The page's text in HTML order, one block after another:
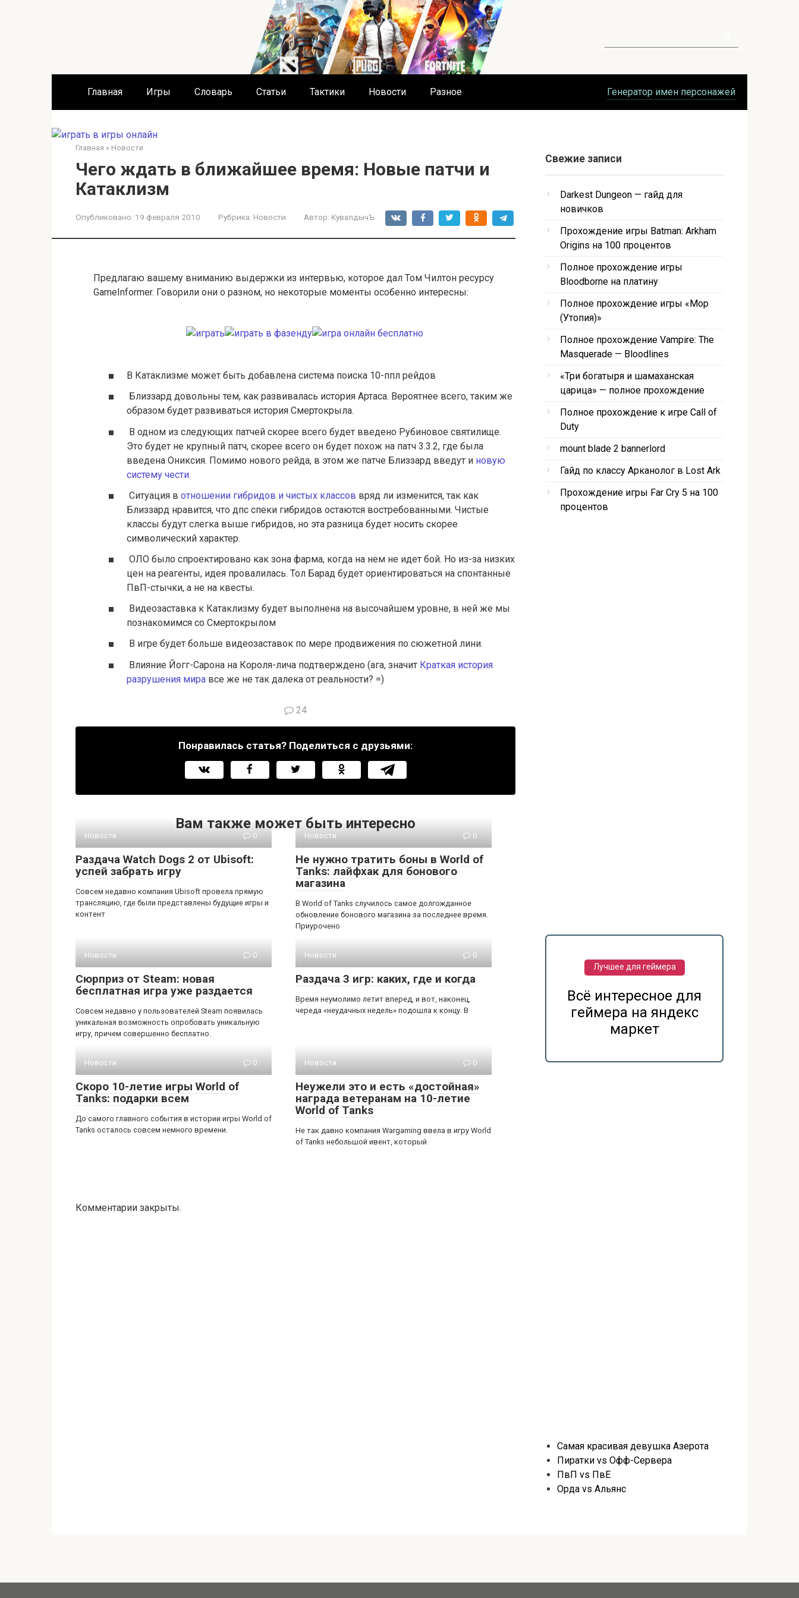
Главная Игры Словарь Статьи Тактики Новости Разное Генератор имен персонажей
Главная » Новости
Чего ждать в ближайшее время: Новые патчи и
Катаклизм
Опубликовано: 19 февраля 2010 Рубрика: Новости Автор: КувалдычЪ
Предлагаю вашему вниманию выдержки из интервью, которое дал Том Чилтон ресурсу
GameInformer. Говорили они о разном, но некоторые моменты особенно интересны:
В Катаклизме может быть добавлена система поиска 10-ппл рейдов
Близзард довольны тем, как развивалась история Артаса. Вероятнее всего, таким же
образом будет развиваться история Смертокрыла.
В одном из следующих патчей скорее всего будет введено Рубиновое святилище.
Это будет не крупный патч, скорее всего он будет похож на патч 3.3.2, где была
введена Ониксия. Помимо нового рейда, в этом же патче Близзард введут и новую
систему чести
Ситуация в отношении гибридов и чистых классов вряд ли изменится, так как
Близзард нравится, что дпс спеки гибридов остаются востребованными. Чистые
классы будут слегка выше гибридов, но эта разница будет носить скорее
символический характер.
ОЛО было спроектировано как зона фарма, когда на нем не идет бой. Но из-за низких
цен на реагенты, идея провалилась. Тол Барад будет ориентироваться на спонтанные
ПвП-стычки, а не на квесты.
Видеозаставка к Катаклизму будет выполнена на высочайшем уровне, в ней же мы
познакомимся со Смертокрылом
В игре будет больше видеозаставок по мере продвижения по сюжетной лини.
Влияние Йогг-Сарона на Короля-лича подтверждено (ага, значит Краткая история
разрушения мира все же не так далека от реальности? =)
24
Понравилась статья? Поделиться с друзьями:
Вам также может быть интересно
Новости 0
Раздача Watch Dogs 2 от Ubisoft:
успей забрать игру
Совсем недавно компания Ubisoft провела прямую
трансляцию, где были представлены будущие игры и
контент
Новости 0
Не нужно тратить боны в World of
Tanks: лайфхак для бонового
магазина
В World of Tanks случилось самое долгожданное
обновление бонового магазина за последнее время.
Приурочено
Новости 0
Сюрприз от Steam: новая
бесплатная игра уже раздается
Совсем недавно у пользователей Steam появилась
уникальная возможность опробовать уникальную
игру, причем совершенно бесплатно.
Новости 0
Раздача 3 игр: каких, где и когда
Время неумолимо летит вперед, и вот, наконец,
череда «неудачных недель» подошла к концу. В
Новости 0
Скоро 10-летие игры World of
Tanks: подарки всем
До самого главного события в истории игры World of
Tanks осталось совсем немного времени.
Новости 0
Неужели это и есть «достойная»
награда ветеранам на 10-летие
World of Tanks
Не так давно компания Wargaming ввела в игру World
of Tanks небольшой ивент, который
Комментарии закрыты.
Свежие записи
Darkest Dungeon — гайд для
новичков
Прохождение игры Batman: Arkham
Origins на 100 процентов
Полное прохождение игры
Bloodborne на платину
Полное прохождение игры «Мор
(Утопия)»
Полное прохождение Vampire: The
Masquerade — Bloodlines
«Три богатыря и шамаханская
царица» — полное прохождение
Полное прохождение к игре Call of
Duty
mount blade 2 bannerlord
Гайд по классу Арканолог в Lost Ark
Прохождение игры Far Cry 5 на 100
процентов
Лучшее для геймера
Всё интересное для
геймера на яндекс
маркет
Самая красивая девушка Азерота
Пиратки vs Офф-Сервера
ПвП vs ПвЕ
Орда vs Альянс